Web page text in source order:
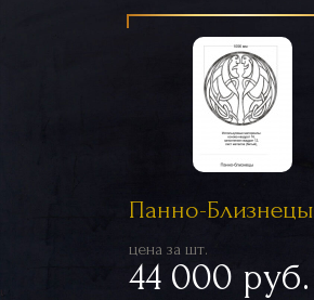
Панно-Близнецы
цена за шт.
44 000 руб.